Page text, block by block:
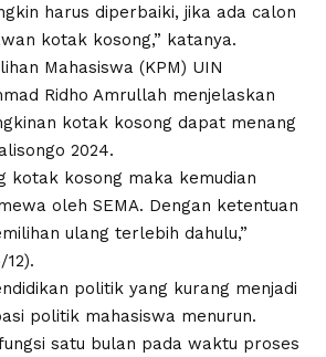
harus diperbaiki, jika ada calon
kotak kosong,” katanya.
Mahasiswa (KPM) UIN
Ridho Amrullah menjelaskan
kotak kosong dapat menang
2024.
kotak kosong maka kemudian
oleh SEMA. Dengan ketentuan
ulang terlebih dahulu,”
politik yang kurang menjadi
politik mahasiswa menurun.
satu bulan pada waktu proses